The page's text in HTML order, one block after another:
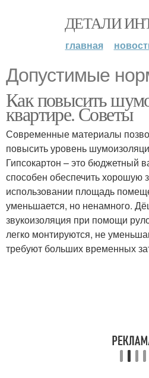
ДЕТАЛИ
главная
Допустимые
Как повысить
квартире. Советы
Современные материалы
повысить уровень
Гипсокартон – это бюджетный
способен обеспечить хорошую
использовании площадь
уменьшается, но ненамного.
звукоизоляция при помощи
легко монтируются, не
требуют больших временных